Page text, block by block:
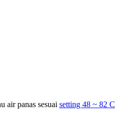
air panas sesuai setting 48 ~ 82 C